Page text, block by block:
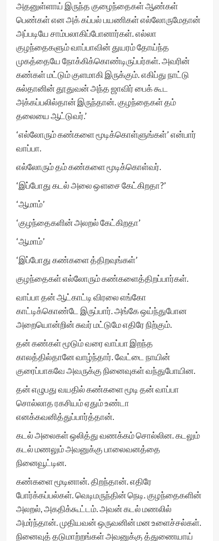
அதனுள்ளாய் இருந்த குழைந்தைகள் ஆண்கள்
பெண்கள் என அக் கப்பல் பயணிகள் எல்லோருமேதான்
அப்படியே சாம்பலாகிப்போனார்கள். எல்லா
குழந்தைகளும் வாப்பாவின் துயரம் தோய்ந்த
முகத்தையே நோக்கிக்கொண்டிருப்பர்கள். அவரின்
கண்கள் மட்டும் குளமாகி இருக்கும். எகிப்து நாட்டு
சுல்தானின் தூதுவன் அந்த ஜாவிர் பைக் கூட
அக்கப்பலில்தான் இருந்தான். குழந்தைகள் தம்
தலையை ஆட்டுவர்.’
‘எல்லோரும் கண்களை மூடிக்கொள்ளுங்கள்’ என்பார்
வாப்பா.
எல்லோரும் தம் கண்களை மூடிக்கொள்வர்.
‘இப்போது கடல் அலை ஔசை கேட்கிறதா?’
‘ஆமாம்’
‘குழந்தைகளின் அலறல் கேட்கிறதா’
‘ஆமாம்’
‘இப்போது கண்களை த்திறவுங்கள்’
குழந்தைகள் எல்லோரும் கண்களைத்திறப்பார்கள்.
வாப்பா தன் ஆட்காட்டி விரலை எங்கோ
காட்டிக்கொண்டே இருப்பார். அங்கே ஒய்ந்துபோன
அறையொன்றின் சுவர் மட்டுமே எதிரே நிற்கும்.
தன் கண்கள் மூடும் வரை வாப்பா இறந்த
காலத்தில்தானே வாழ்ந்தார். வேட்டை நாயின்
குரைப்பாகவே அவருக்கு நினைவுகள் வந்துபோயின.
தன் எழுபது வயதில் கண்களை மூடி தன் வாப்பா
சொல்லாத ரகசியம் ஏதும் உண்டா
எனக்கவனித்துப்பார்த்தான்.
கடல் அலைகள் ஒலித்து வணக்கம் சொல்லின. கடலும்
கடல் மணலும் அவனுக்கு பாலைவனத்தை
நினைவூட்டின.
கண்களை மூடினான். திறந்தான். எதிரே
போர்க்கப்பல்கள். வெடிமருந்தின் நெடி. குழந்தைகளின்
அலறல், அகதிக்கூட்டம். அவன் கடல் மணலில்
அமர்ந்தான். முதியவன் ஒருவனின் மன உளைச்சல்கள்.
நினைவுத் தடுமாற்றங்கள் அவனுக்கு த்துணையாய்